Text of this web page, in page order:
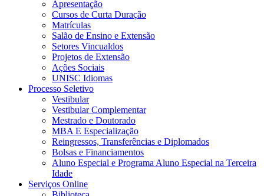
Apresentação
Cursos de Curta Duração
Matrículas
Salão de Ensino e Extensão
Setores Vincualdos
Projetos de Extensão
Ações Sociais
UNISC Idiomas
Processo Seletivo
Vestibular
Vestibular Complementar
Mestrado e Doutorado
MBA E Especialização
Reingressos, Transferências e Diplomados
Bolsas e Financiamentos
Aluno Especial e Programa Aluno Especial na Terceira
Idade
Serviços Online